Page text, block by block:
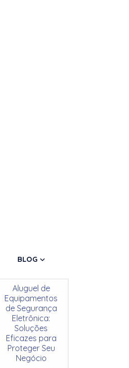
BLOG
Aluguel de
Equipamentos
de Segurança
Eletrônica:
Soluções
Eficazes para
Proteger Seu
Negócio